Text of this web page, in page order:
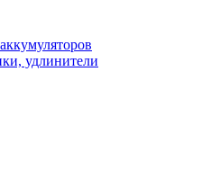
удлинители